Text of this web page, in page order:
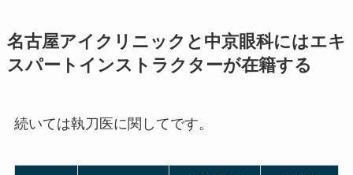
名古屋アイクリニックと中京眼科にはエキ
スパートインストラクターが在籍する
続いては執刀医に関してです。